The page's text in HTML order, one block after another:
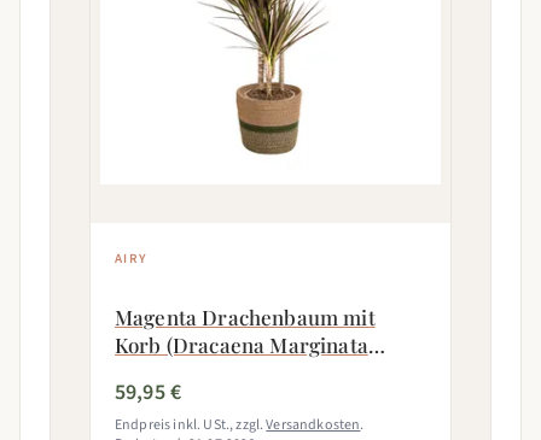
AIRY
Magenta Drachenbaum mit
Korb (Dracaena Marginata
59,95 €
Endpreis inkl. USt., zzgl.Versandkosten.